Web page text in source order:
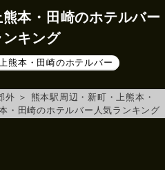
本・田崎のホテルバー
ンキング
熊本・田崎のホテルバー
外 ＞ 熊本駅周辺・新町・上熊本・
・田崎のホテルバー人気ランキング